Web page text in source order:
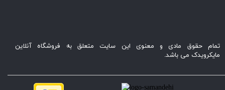
تمام حقوق مادی و معنوی این سایت متعلق به فروشگاه آنلاین
مایکرویدک می باشد.